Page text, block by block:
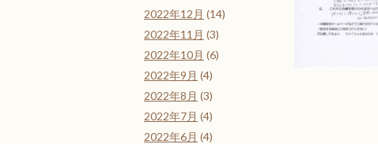
2022年12月 (14)
2022年11月 (3)
2022年10月 (6)
2022年9月 (4)
2022年8月 (3)
2022年7月 (4)
2022年6月 (4)